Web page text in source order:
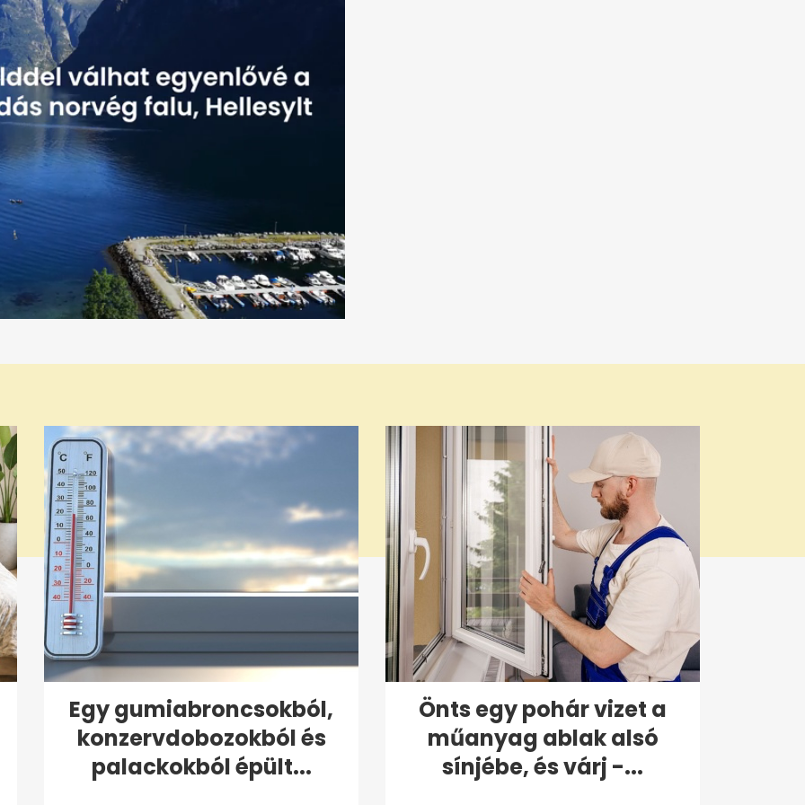
Egy gumiabroncsokból,
konzervdobozokból és
palackokból épült...
Önts egy pohár vizet a
műanyag ablak alsó
sínjébe, és várj -...